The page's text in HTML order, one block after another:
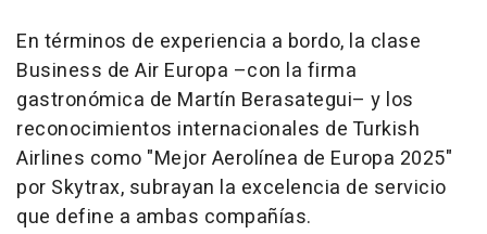
En términos de experiencia a bordo, la clase
Business de Air Europa –con la firma
gastronómica de Martín Berasategui– y los
reconocimientos internacionales de Turkish
Airlines como "Mejor Aerolínea de Europa 2025"
por Skytrax, subrayan la excelencia de servicio
que define a ambas compañías.